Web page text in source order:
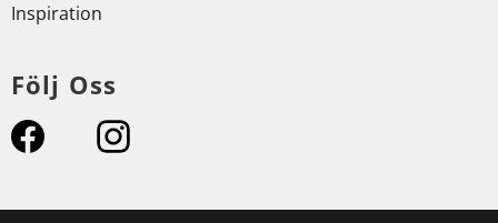
Inspiration
Följ Oss